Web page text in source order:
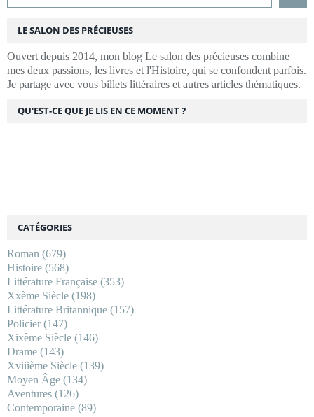
LE SALON DES PRÉCIEUSES
Ouvert depuis 2014, mon blog Le salon des précieuses combine
mes deux passions, les livres et l'Histoire, qui se confondent parfois.
Je partage avec vous billets littéraires et autres articles thématiques.
CATÉGORIES
Roman (679)
Histoire (568)
Littérature Française (353)
Xxème Siècle (198)
Littérature Britannique (157)
Policier(147)
Xixème Siècle (146)
Drame (143)
Xviiième Siècle (139)
Moyen Âge (134)
Aventures (126)
Contemporaine (89)
QU'EST-CE QUE JE LIS EN CE MOMENT ?